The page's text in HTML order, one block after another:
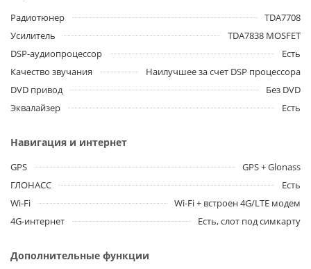
Радиотюнер
TDA7708
Усилитель
TDA7838 MOSFET
DSP-аудиопроцессор
Есть
Качество звучания
Наилучшее за счет DSP процессора
DVD привод
Без DVD
Эквалайзер
Есть
Навигация и интернет
GPS
GPS + Glonass
ГЛОНАСС
Есть
Wi-Fi
Wi-Fi + встроен 4G/LTE модем
4G-интернет
Есть, слот под симкарту
Дополнительные функции